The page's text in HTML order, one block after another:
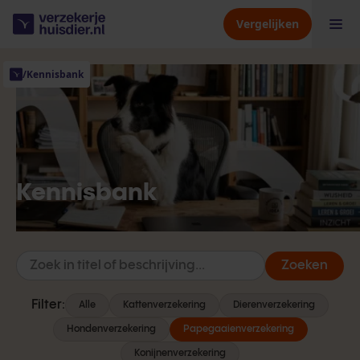
Vergelijken
/Kennisbank
Hondenverzekering
Kattenverzekering
Dierenverzekering
Kennisbank
Kennisbank
Zoeken
Filter: Alle Kattenverzekering Dierenverzekering
Hondenverzekering Papegaaienverzekering
Konijnenverzekering